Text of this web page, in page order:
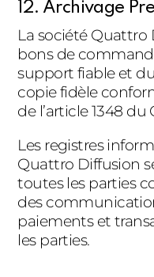
12. Archivage
La société Quattro
bons de
support fiable et
copie fidèle
de l’article 1348 du
Les registres
Quattro Diffusion
toutes les parties
des
paiements et
les parties.